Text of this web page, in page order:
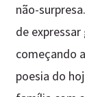
não-
de
começando
poesia do